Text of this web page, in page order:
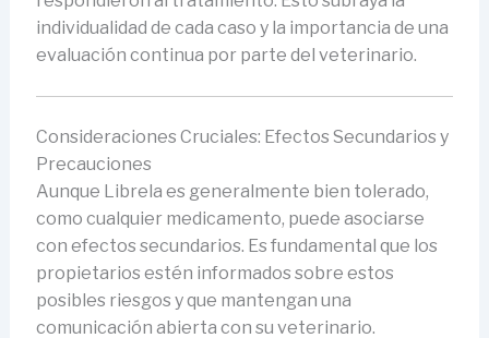
individualidad de cada caso y la importancia de una
evaluación continua por parte del veterinario.
Consideraciones Cruciales: Efectos Secundarios y
Precauciones
Aunque Librela es generalmente bien tolerado,
como cualquier medicamento, puede asociarse
con efectos secundarios. Es fundamental que los
propietarios estén informados sobre estos
posibles riesgos y que mantengan una
comunicación abierta con su veterinario.